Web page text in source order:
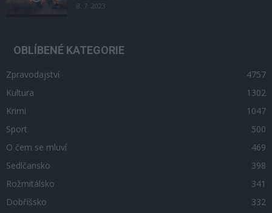
8. 7. 2023
OBLÍBENÉ KATEGORIE
Zpravodajství
4757
Kultura
1302
Krimi
1047
Sport
500
O čem se mluví
469
Sedlčansko
398
Rožmitálsko
341
Dobříšsko
332